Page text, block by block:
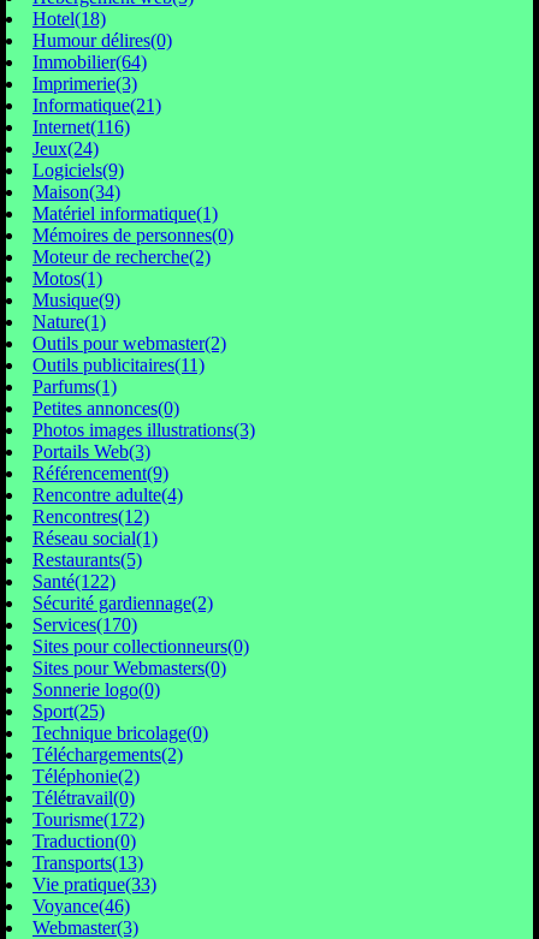
Hotel(18)
Humour délires(0)
Immobilier(64)
Imprimerie(3)
Informatique(21)
Internet(116)
Jeux(24)
Logiciels(9)
Maison(34)
Matériel informatique(1)
Mémoires de personnes(0)
Moteur de recherche(2)
Motos(1)
Musique(9)
Nature(1)
Outils pour webmaster(2)
Outils publicitaires(11)
Parfums(1)
Petites annonces(0)
Photos images illustrations(3)
Portails Web(3)
Référencement(9)
Rencontre adulte(4)
Rencontres(12)
Réseau social(1)
Restaurants(5)
Santé(122)
Sécurité gardiennage(2)
Services(170)
Sites pour collectionneurs(0)
Sites pour Webmasters(0)
Sonnerie logo(0)
Sport(25)
Technique bricolage(0)
Téléchargements(2)
Téléphonie(2)
Télétravail(0)
Tourisme(172)
Traduction(0)
Transports(13)
Vie pratique(33)
Voyance(46)
Webmaster(3)